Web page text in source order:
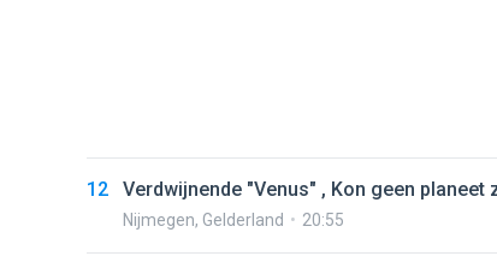
12 Verdwijnende "Venus" , Kon geen planeet
Nijmegen, Gelderland 20:55